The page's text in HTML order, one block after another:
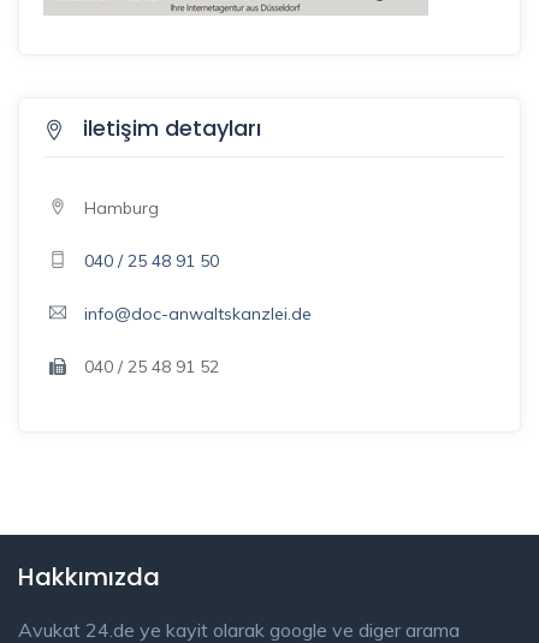
iletişim detayları
Hamburg
040 / 25 48 91 50
info@doc-anwaltskanzlei.de
040 / 25 48 91 52
Hakkımızda
Avukat 24.de ye kayit olarak google ve diger arama